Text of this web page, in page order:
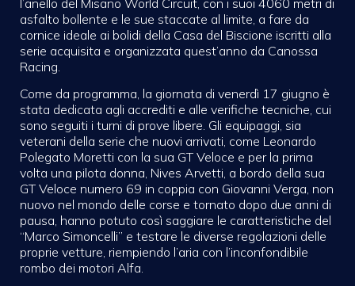
asfalto bollente e le sue staccate al limite, a fare da
cornice ideale ai bolidi della Casa del Biscione iscritti alla
serie acquisita e organizzata quest’anno da Canossa
Racing.
Come da programma, la giornata di venerdì 17 giugno è
stata dedicata agli accrediti e alle verifiche tecniche, cui
sono seguiti i turni di prove libere. Gli equipaggi, sia
veterani della serie che nuovi arrivati, come Leonardo
Polegato Moretti con la sua GT Veloce e per la prima
volta una pilota donna, Nives Arvetti, a bordo della sua
GT Veloce numero 69 in coppia con Giovanni Verga, non
nuovo nel mondo delle corse e tornato dopo due anni di
pausa, hanno potuto così saggiare le caratteristiche del
“Marco Simoncelli” e testare le diverse regolazioni delle
proprie vetture, riempiendo l’aria con l’inconfondibile
rombo dei motori Alfa.